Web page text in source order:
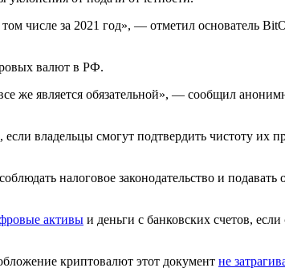
числе за 2021 год», — отметил основатель
валют в РФ.
же является обязательной», — сообщил
владельцы смогут подтвердить чистоту их
налоговое законодательство и подавать
активы и деньги с банковских счетов,
криптовалют этот документ не